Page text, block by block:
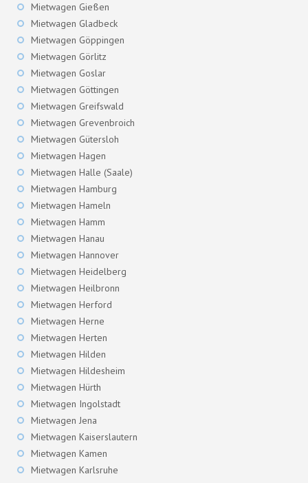
Mietwagen Gießen
Mietwagen Gladbeck
Mietwagen Göppingen
Mietwagen Görlitz
Mietwagen Goslar
Mietwagen Göttingen
Mietwagen Greifswald
Mietwagen Grevenbroich
Mietwagen Gütersloh
Mietwagen Hagen
Mietwagen Halle (Saale)
Mietwagen Hamburg
Mietwagen Hameln
Mietwagen Hamm
Mietwagen Hanau
Mietwagen Hannover
Mietwagen Heidelberg
Mietwagen Heilbronn
Mietwagen Herford
Mietwagen Herne
Mietwagen Herten
Mietwagen Hilden
Mietwagen Hildesheim
Mietwagen Hürth
Mietwagen Ingolstadt
Mietwagen Jena
Mietwagen Kaiserslautern
Mietwagen Kamen
Mietwagen Karlsruhe